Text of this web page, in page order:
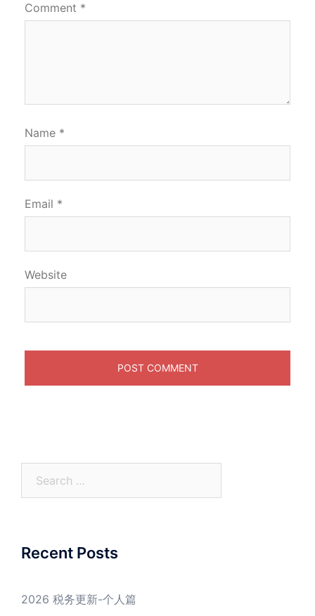
Comment *
Name *
Email *
Website
for:
Recent Posts
2026 税务更新-个人篇